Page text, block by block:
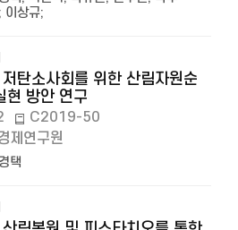
; 이상규;
탄소사회를 위한 산림자원순
현 방안 연구
C2019-50
제연구원
택